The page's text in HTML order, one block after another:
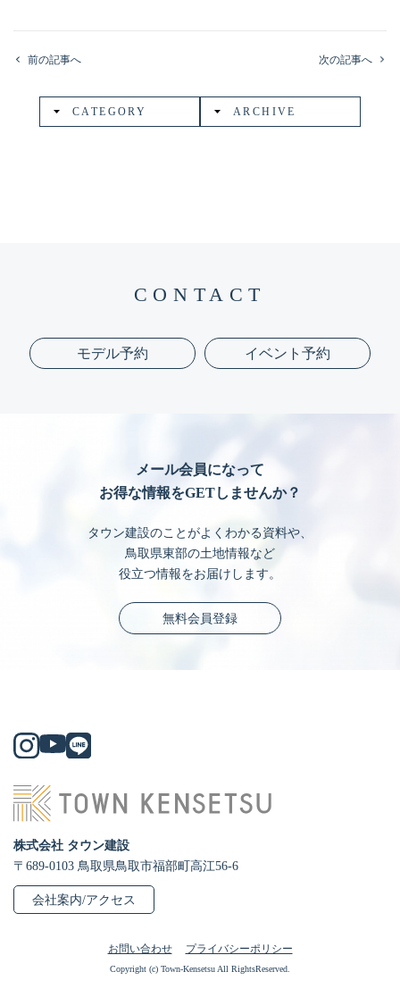
前の記事へ 次の記事へ
CATEGORY ARCHIVE
CONTACT
モデル予約 イベント予約
メール会員になって
お得な情報をGETしませんか？
タウン建設のことがよくわかる資料や、
鳥取県東部の土地情報など
役立つ情報をお届けします。
無料会員登録
株式会社 タウン建設
〒689-0103 鳥取県鳥取市福部町高江56-6
会社案内/アクセス
お問い合わせ プライバシーポリシー
Copyright (c) Town-Kensetsu All RightsReserved.